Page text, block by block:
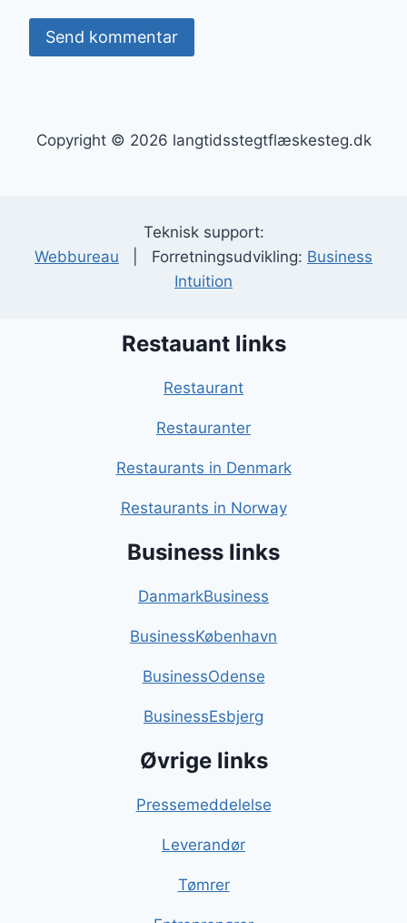
Copyright © 2026 langtidsstegtflæskesteg.dk
Teknisk support:
Webbureau | Forretningsudvikling: Business
Intuition
Restauant links
Restaurant
Restauranter
Restaurants in Denmark
Restaurants in Norway
Business links
DanmarkBusiness
BusinessKøbenhavn
BusinessOdense
BusinessEsbjerg
Øvrige links
Pressemeddelelse
Leverandør
Tømrer